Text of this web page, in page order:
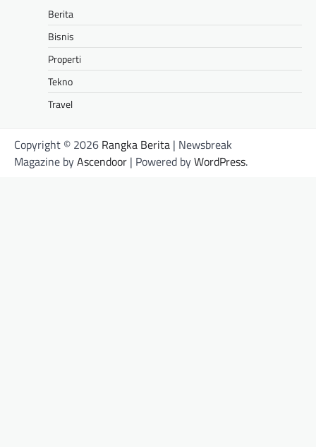
Berita
Bisnis
Properti
Tekno
Travel
Copyright © 2026 Rangka Berita | Newsbreak
Magazine byAscendoor | Powered byWordPress.